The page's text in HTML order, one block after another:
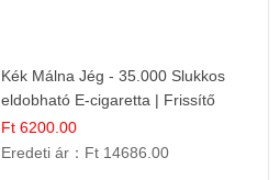
Kék Málna Jég - 35.000 Slukkos
eldobható E-cigaretta | Frissítő
Ízélmény
Ft 6200.00
Eredeti ár： Ft 14686.00